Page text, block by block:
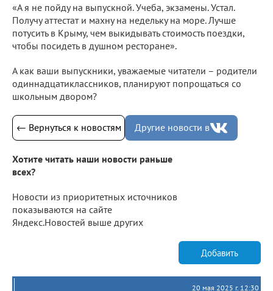
«А я не пойду на выпускной. Учеба, экзамены. Устал.
Получу аттестат и махну на недельку на море. Лучше
потусить в Крыму, чем выкидывать стоимость поездки,
чтобы посидеть в душном ресторане».
А как ваши выпускники, уважаемые читатели – родители
одиннадцатиклассников, планируют попрощаться со
школьным двором?
← Вернуться к новостям Другие новости в
Хотите читать наши новости раньше
всех?
Новости из приоритетных источников
показываются на сайте
Яндекс.Новостей выше других
Добавить
20 мая 2025 г. 12:30